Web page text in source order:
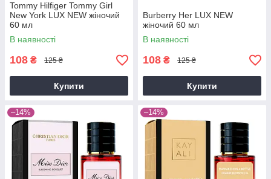
Tommy Hilfiger Tommy Girl
New York LUX NEW жіночий
60 мл
В наявності
108 ₴ 125 ₴
Купити
Burberry Her LUX NEW
жіночий 60 мл
В наявності
108 ₴ 125 ₴
Купити
–14% –14%